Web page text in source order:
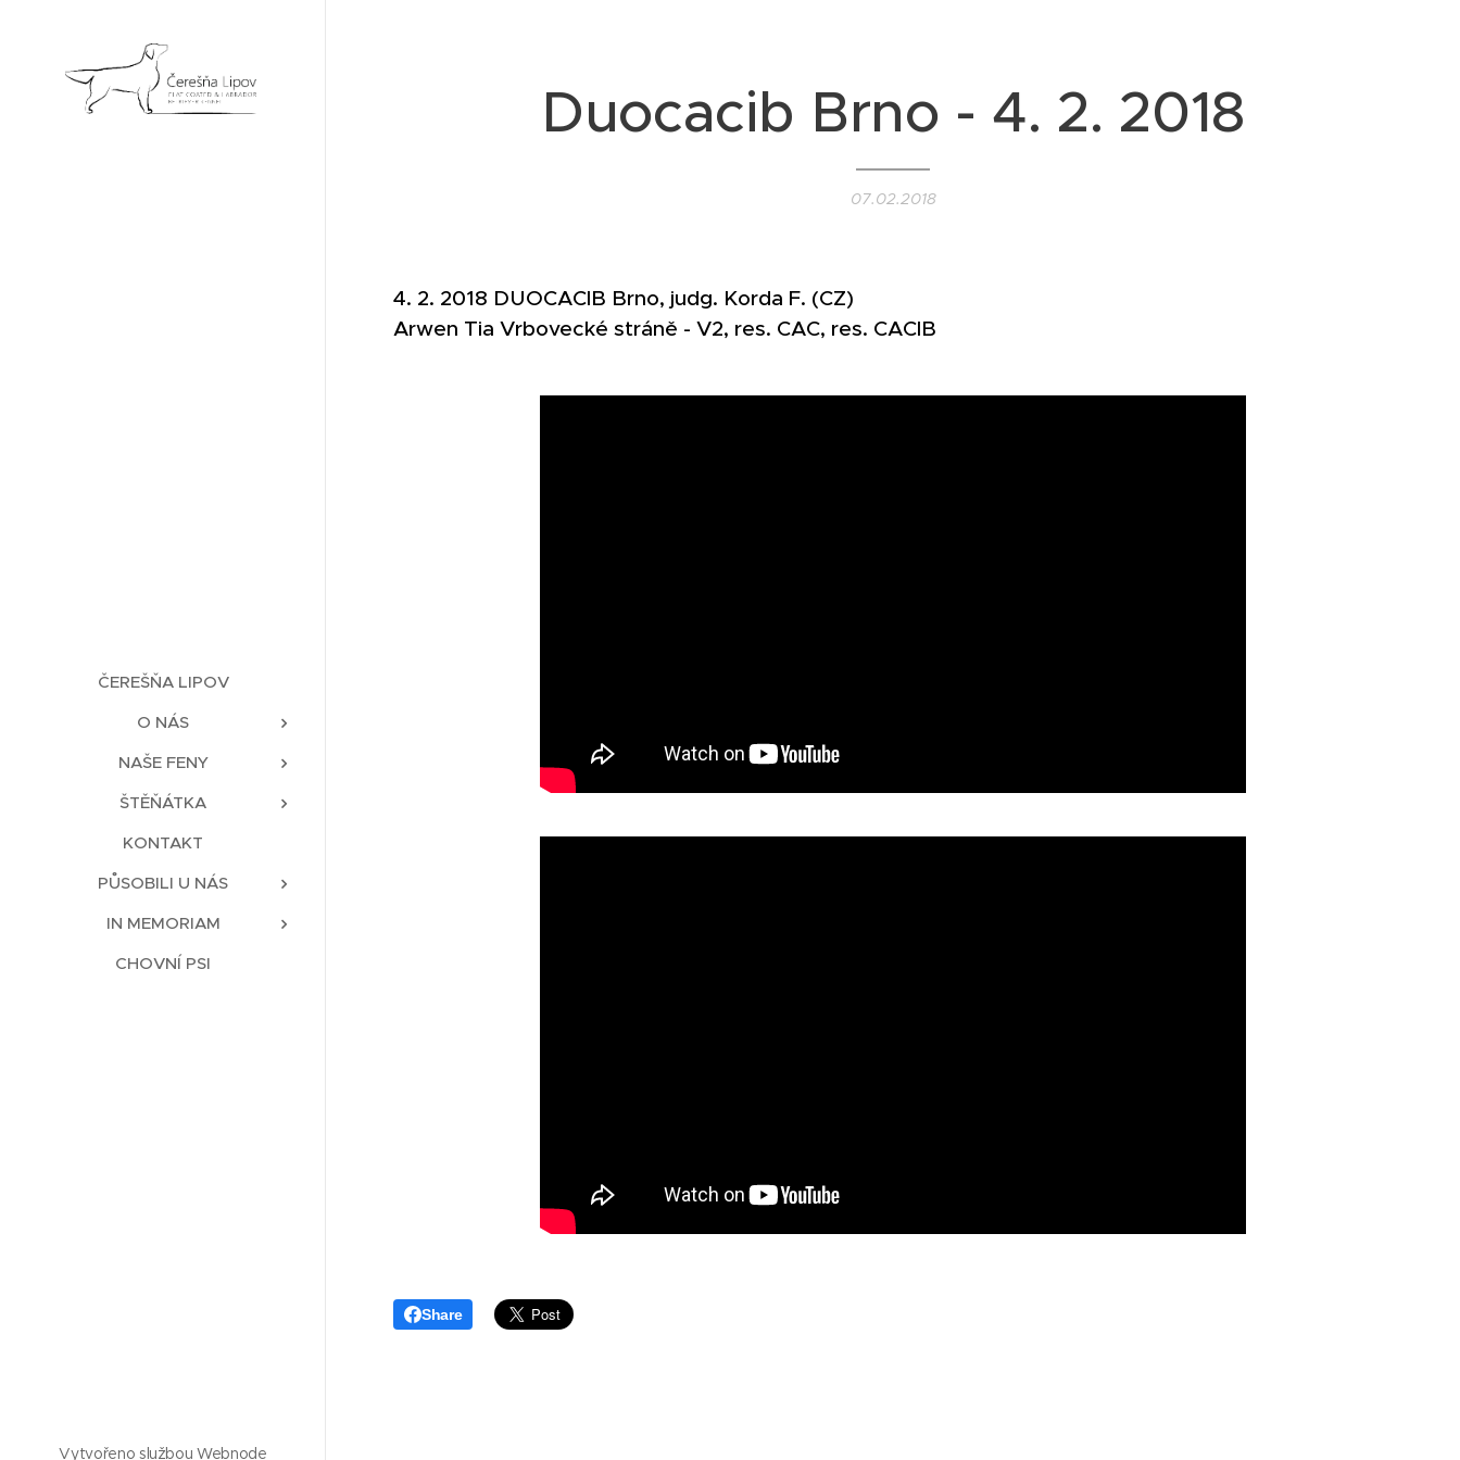
ČEREŠŇA LIPOV
O NÁS
NAŠE FENY
ŠTĚŇÁTKA
KONTAKT
PŮSOBILI U NÁS
IN MEMORIAM
CHOVNÍ PSI
Duocacib Brno - 4. 2. 2018
07.02.2018
4. 2. 2018 DUOCACIB Brno, judg. Korda F. (CZ)
Arwen Tia Vrbovecké stráně - V2, res. CAC, res. CACIB
Share
Vytvořeno službouWebnode